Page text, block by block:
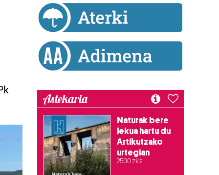
Astekaria
Naturak bere
lekua hartu du
Artikutzako
urtegian
2.500 zkia.